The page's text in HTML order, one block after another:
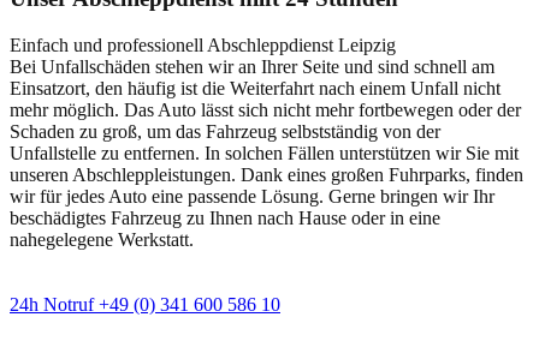
Einfach und professionell Abschleppdienst Leipzig
Bei Unfallschäden stehen wir an Ihrer Seite und sind schnell am
Einsatzort, den häufig ist die Weiterfahrt nach einem Unfall nicht
mehr möglich. Das Auto lässt sich nicht mehr fortbewegen oder der
Schaden zu groß, um das Fahrzeug selbstständig von der
Unfallstelle zu entfernen. In solchen Fällen unterstützen wir Sie mit
unseren Abschleppleistungen. Dank eines großen Fuhrparks, finden
wir für jedes Auto eine passende Lösung. Gerne bringen wir Ihr
beschädigtes Fahrzeug zu Ihnen nach Hause oder in eine
nahegelegene Werkstatt.
24h Notruf +49 (0) 341 600 586 10